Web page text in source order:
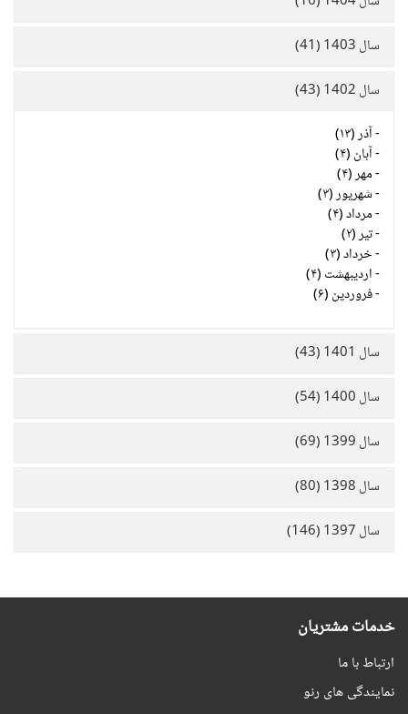
سال 1403 (41)
سال 1402 (43)
-آذر (۱۳)
-آبان (۴)
-مهر (۴)
-شهریور (۳)
-مرداد (۴)
-تیر (۲)
-خرداد (۳)
-اردیبهشت (۴)
-فروردین (۶)
سال 1401 (43)
سال 1400 (54)
سال 1399 (69)
سال 1398 (80)
سال 1397 (146)
خدمات مشتریان
ارتباط با ما
نمایندگی های رنو